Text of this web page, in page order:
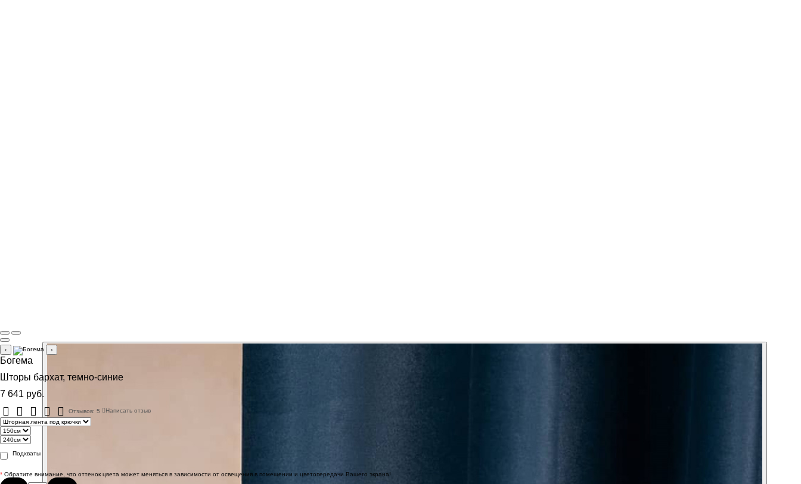
‹ ›
Богема
Шторы бархат, темно-синие
7 641 руб.
Отзывов: 5 Написать отзыв
Подхваты
* Обратите внимание, что оттенок цвета может меняться в зависимости от освещения в помещении и цветопередачи Вашего экрана!